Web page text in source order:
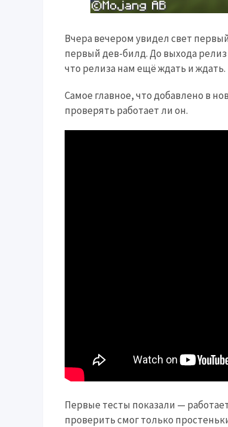
Вчера вечером увидел свет
первый дев-билд. До выхода релиз
что релиза нам ещё ждать и ждать.
Самое главное, что добавлено в
проверять работает ли он.
Первые тесты показали —
проверить смог только